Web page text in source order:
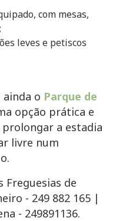
com mesas,
leves e petiscos
ainda o Parque de
opção prática e
prolongar a estadia
livre num
Freguesias de
- 249 882 165 |
- 249891136.